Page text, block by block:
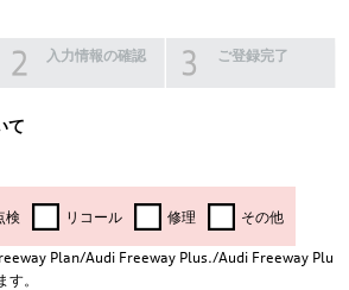
入力情報の確認 ご登録完了
て
検 リコール 修理 その他
Plan/Audi Freeway Plus./Audi Freeway Plu
。